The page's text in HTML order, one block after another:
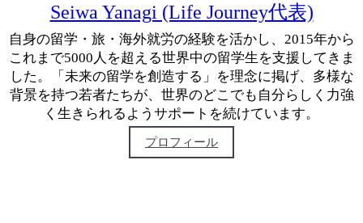
Seiwa Yanagi (Life Journey代表)
自身の留学・旅・海外就労の経験を活かし、2015年から
これまで5000人を超える世界中の留学生を支援してきま
した。「未来の留学を創造する」を理念に掲げ、多様な
背景を持つ若者たちが、世界のどこでも自分らしく力強
く生きられるようサポートを続けています。
プロフィール